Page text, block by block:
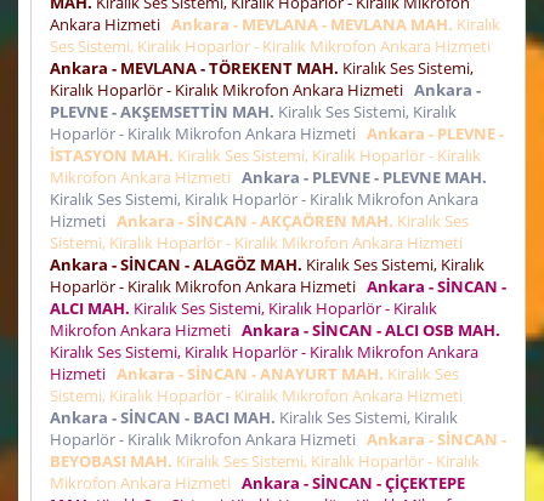
Ankara Hizmeti Ankara - MEVLANA - MEVLANA MAH. Kiralık
Ses Sistemi, Kiralık Hoparlör - Kiralık Mikrofon Ankara Hizmeti
Ankara - MEVLANA - TÖREKENT MAH. Kiralık Ses Sistemi,
Kiralık Hoparlör - Kiralık Mikrofon Ankara Hizmeti Ankara -
PLEVNE - AKŞEMSETTİN MAH. Kiralık Ses Sistemi, Kiralık
Hoparlör - Kiralık Mikrofon Ankara Hizmeti Ankara - PLEVNE -
İSTASYON MAH. Kiralık Ses Sistemi, Kiralık Hoparlör - Kiralık
Mikrofon Ankara Hizmeti Ankara - PLEVNE - PLEVNE MAH.
Kiralık Ses Sistemi, Kiralık Hoparlör - Kiralık Mikrofon Ankara
Hizmeti Ankara - SİNCAN - AKÇAÖREN MAH. Kiralık Ses
Sistemi, Kiralık Hoparlör - Kiralık Mikrofon Ankara Hizmeti
Ankara - SİNCAN - ALAGÖZ MAH. Kiralık Ses Sistemi, Kiralık
Hoparlör - Kiralık Mikrofon Ankara Hizmeti Ankara - SİNCAN -
ALCI MAH. Kiralık Ses Sistemi, Kiralık Hoparlör - Kiralık
Mikrofon Ankara Hizmeti Ankara - SİNCAN - ALCI OSB MAH.
Kiralık Ses Sistemi, Kiralık Hoparlör - Kiralık Mikrofon Ankara
Hizmeti Ankara - SİNCAN - ANAYURT MAH. Kiralık Ses
Sistemi, Kiralık Hoparlör - Kiralık Mikrofon Ankara Hizmeti
Ankara - SİNCAN - BACI MAH. Kiralık Ses Sistemi, Kiralık
Hoparlör - Kiralık Mikrofon Ankara Hizmeti Ankara - SİNCAN -
BEYOBASI MAH. Kiralık Ses Sistemi, Kiralık Hoparlör - Kiralık
Mikrofon Ankara Hizmeti Ankara - SİNCAN - ÇİÇEKTEPE